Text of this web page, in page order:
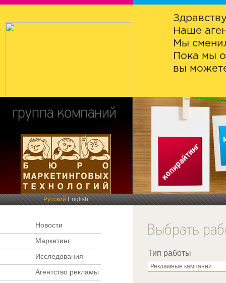
Наше
Мы
Пока мы
вы
РусскийEnglish
Новости
Маркетинг
Исследования
Агентство рекламы
Тип работы